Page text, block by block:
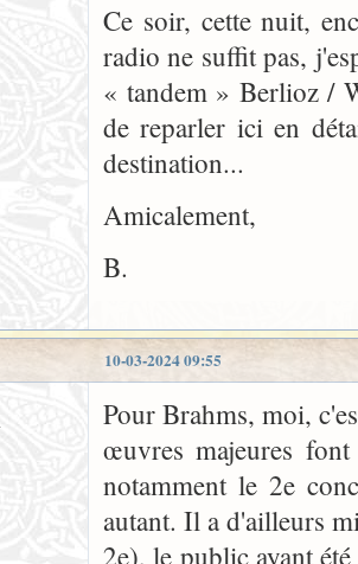
Ce soir, cette nuit,
radio ne suffit pas,
« tandem » Berlioz /
de reparler ici en
destination...
Amicalement,
B.
10-03-2024 09:55
Pour Brahms, moi,
œuvres majeures
notamment le 2e
autant. Il a d'ailleurs
2e), le public ayant